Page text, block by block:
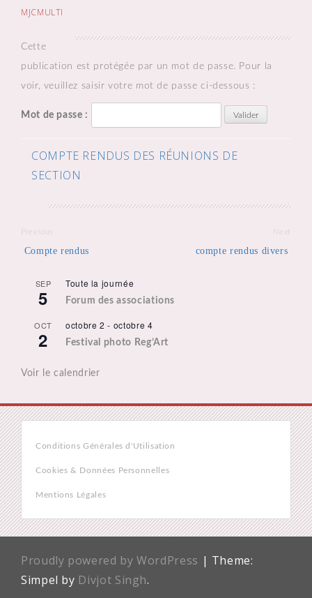
MJCMULTI
Cette
publication est protégée par un mot de passe. Pour la
voir, veuillez saisir votre mot de passe ci-dessous :
Mot de passe :
COMPTE RENDUS DES RÉUNIONS DE
SECTION
Post
navigation
Previous
Compte rendus
Next
compte rendus divers
SEP
5
Toute la journée
Forum des associations
OCT
2
octobre 2 - octobre 4
Festival photo Reg’Art
Voir le calendrier
Conditions Générales d'Utilisation
Cookies & Données Personnelles
Mentions Légales
Proudly powered by WordPress | Theme:
Simpel by Divjot Singh.